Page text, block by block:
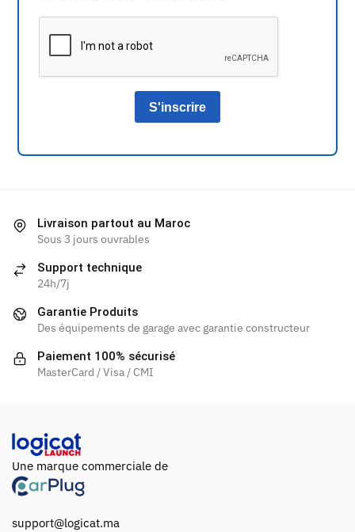
S'inscrire
Livraison partout au Maroc
Sous 3 jours ouvrables
Support technique
24h/7j
Garantie Produits
Des équipements de garage avec garantie constructeur
Paiement 100% sécurisé
MasterCard / Visa / CMI
Une marque commerciale de
support@logicat.ma